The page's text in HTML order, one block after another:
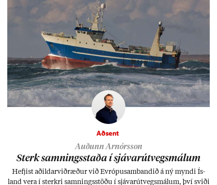
Aðsent
Auðunn Arnórsson
Sterk samn­ings­staða í sjáv­ar­út­vegs­mál­um
Hefj­ist að­ild­ar­við­ræð­ur við Evr­ópu­sam­band­ið á ný myndi Ís­
land vera í sterkri samn­ings­stöðu í sjáv­ar­út­vegs­mál­um, því sviði